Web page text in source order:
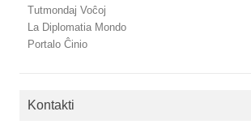
Tutmondaj Voĉoj
La Diplomatia Mondo
Portalo Ĉinio
Kontakti